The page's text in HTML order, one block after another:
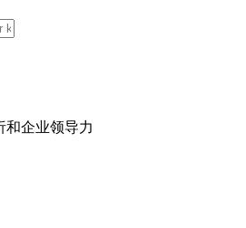
和企业领导力